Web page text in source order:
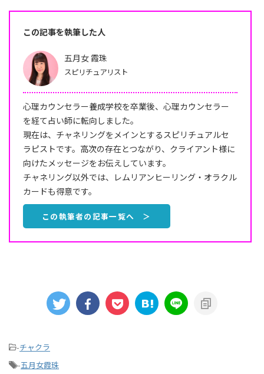
この記事を執筆した人
五月女 霞珠
スピリチュアリスト
心理カウンセラー養成学校を卒業後、心理カウンセラー
を経て占い師に転向しました。
現在は、チャネリングをメインとするスピリチュアルセ
ラピストです。高次の存在とつながり、クライアント様に
向けたメッセージをお伝えしています。
チャネリング以外では、レムリアンヒーリング・オラクル
カードも得意です。
この執筆者の記事一覧へ ＞
-チャクラ
-五月女霞珠